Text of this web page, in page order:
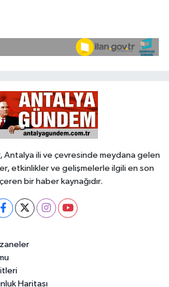
ili ve çevresinde meydana gelen
etkinlikler ve gelişmelerle ilgili en son
bir haber kaynağıdır.
Haritası